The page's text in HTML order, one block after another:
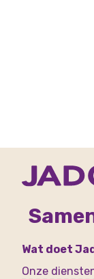
Wat doet
Onze